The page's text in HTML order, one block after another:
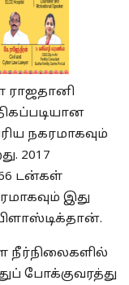
ராஜதானி
நகரமாகவும்
2017
டன்கள்
இது
நீர்நிலைகளில்
போக்குவரத்து